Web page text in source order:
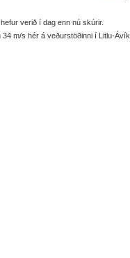
verið í dag enn nú skúrir.
m/s hér á veðurstöðinni í Litlu-Ávík.